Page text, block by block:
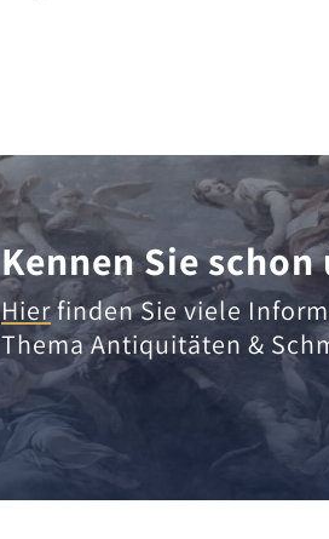
Kennen Sie schon
Hierfinden Sie viele
Thema Antiquitäten &